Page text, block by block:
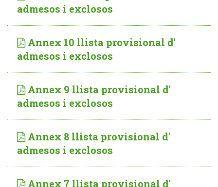
admesos i exclosos
Annex 10 llista provisional d'
admesos i exclosos
Annex 9 llista provisional d'
admesos i exclosos
Annex 8 llista provisional d'
admesos i exclosos
Annex 7 llista provisional d'